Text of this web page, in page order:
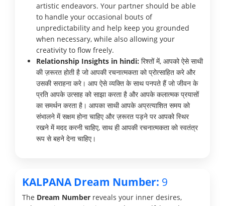
artistic endeavors. Your partner should be able
to handle your occasional bouts of
unpredictability and help keep you grounded
when necessary, while also allowing your
creativity to flow freely.
Relationship Insights in hindi: रिश्तों में, आपको ऐसे साथी
की ज़रूरत होती है जो आपकी रचनात्मकता को प्रोत्साहित करे और
उसकी सराहना करे। आप ऐसे व्यक्ति के साथ पनपते हैं जो जीवन के
प्रति आपके उत्साह को साझा करता है और आपके कलात्मक प्रयासों
का समर्थन करता है। आपका साथी आपके अप्रत्याशित समय को
संभालने में सक्षम होना चाहिए और ज़रूरत पड़ने पर आपको स्थिर
रखने में मदद करनी चाहिए, साथ ही आपकी रचनात्मकता को स्वतंत्र
रूप से बहने देना चाहिए।
KALPANA Dream Number: 9
The Dream Number reveals your inner desires,